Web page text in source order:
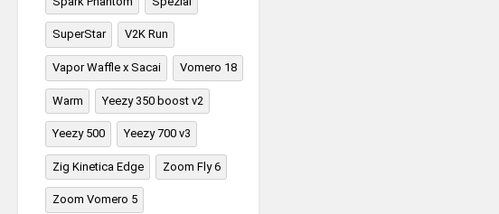
SuperStar V2K Run
Vapor Waffle x Sacai Vomero 18
Warm Yeezy 350 boost v2
Yeezy 500 Yeezy 700 v3
Zig Kinetica Edge Zoom Fly 6
Zoom Vomero 5